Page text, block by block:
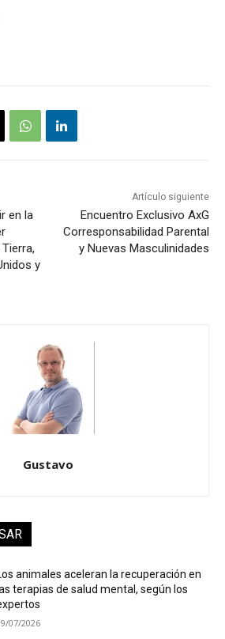
en la
y
Artículo siguiente
Encuentro Exclusivo AxG
Corresponsabilidad Parental
y Nuevas Masculinidades
Gustavo
animales aceleran la recuperación en
terapias de salud mental, según los
07/2026